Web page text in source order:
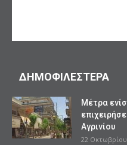
ΔΗΜΟΦΙΛΕΣΤΕΡΑ
Mέτρα
Αγρινίου
22 Οκτωβρίου